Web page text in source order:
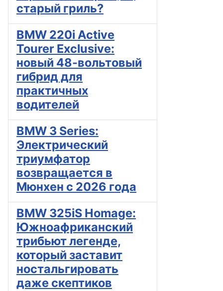
старый гриль?
BMW 220i Active
Tourer Exclusive:
новый 48-вольтовый
гибрид для
практичных
водителей
BMW 3 Series:
Электрический
триумфатор
возвращается в
Мюнхен с 2026 года
BMW 325iS Homage:
Южноафриканский
трибьют легенде,
который заставит
ностальгировать
даже скептиков